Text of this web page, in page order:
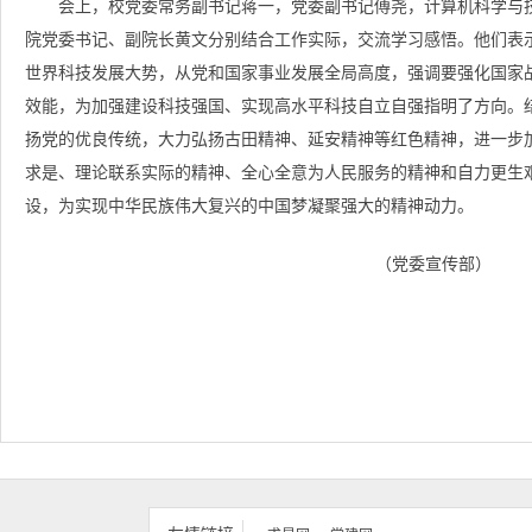
会上，校党委常务副书记蒋一，党委副书记傅尧，计算机科学
院党委书记、副院长黄文分别结合工作实际，交流学习感悟。他们
世界科技发展大势，从党和国家事业发展全局高度，强调要强化国
效能，为加强建设科技强国、实现高水平科技自立自强指明了方向
扬党的优良传统，大力弘扬古田精神、延安精神等红色精神，进一
求是、理论联系实际的精神、全心全意为人民服务的精神和自力更生
设，为实现中华民族伟大复兴的中国梦凝聚强大的精神动力。
（党委宣传部）